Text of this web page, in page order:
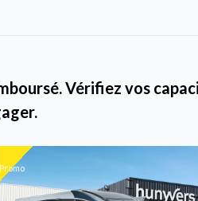
Vérifiez vos
Promo